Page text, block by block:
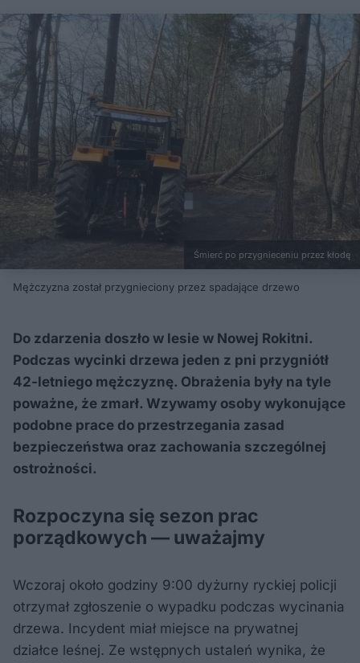
Śmierć po przygnieceniu przez kłodę
Mężczyzna został przygnieciony przez spadające drzewo
Do zdarzenia doszło w lesie w Nowej Rokitni.
Podczas wycinki drzewa jeden z pni przygniótł
42-letniego mężczyznę. Obrażenia były na tyle
poważne, że zmarł. Wzywamy osoby wykonujące
podobne prace do przestrzegania zasad
bezpieczeństwa oraz zachowania szczególnej
ostrożności.
Rozpoczyna się sezon prac
porządkowych — uważajmy
Wczoraj około godziny 9:00 dyżurny ryckiej policji
otrzymał zgłoszenie o wypadku podczas wycinania
drzewa. Incydent miał miejsce na prywatnej
działce leśnej. Ze wstępnych ustaleń wynika, że